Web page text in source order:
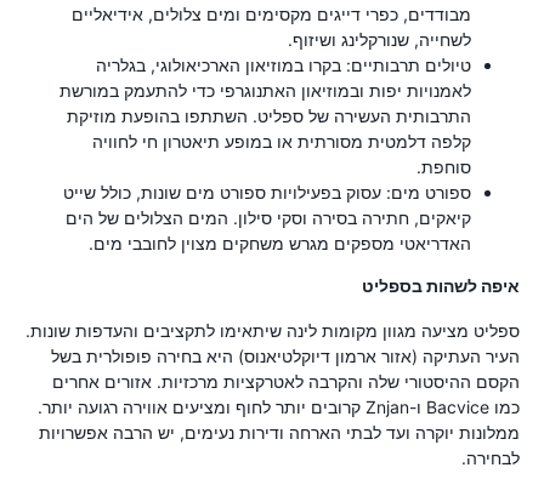
מבודדים, כפרי דייגים מקסימים ומים צלולים, אידיאליים
לשחייה, שנורקלינג ושיזוף.
טיולים תרבותיים: בקרו במוזיאון הארכיאולוגי, בגלריה
לאמנויות יפות ובמוזיאון האתנוגרפי כדי להתעמק במורשת
התרבותית העשירה של ספליט. השתתפו בהופעת מוזיקת
קלפה דלמטית מסורתית או במופע תיאטרון חי לחוויה
סוחפת.
ספורט מים: עסוק בפעילויות ספורט מים שונות, כולל שייט
קיאקים, חתירה בסירה וסקי סילון. המים הצלולים של הים
האדריאטי מספקים מגרש משחקים מצוין לחובבי מים.
איפה לשהות בספליט
ספליט מציעה מגוון מקומות לינה שיתאימו לתקציבים והעדפות שונות.
העיר העתיקה (אזור ארמון דיוקלטיאנוס) היא בחירה פופולרית בשל
הקסם ההיסטורי שלה והקרבה לאטרקציות מרכזיות. אזורים אחרים
כמו Bacvice ו-Znjan קרובים יותר לחוף ומציעים אווירה רגועה יותר.
ממלונות יוקרה ועד לבתי הארחה ודירות נעימים, יש הרבה אפשרויות
לבחירה.